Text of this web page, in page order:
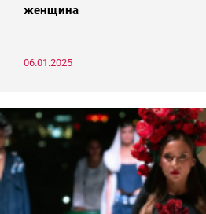
женщина
06.01.2025